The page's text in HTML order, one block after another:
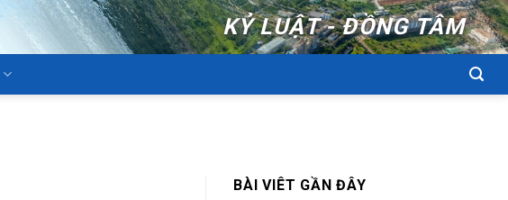
KỶ LUẬT - ĐỒNG TÂM
BÀI VIÊT GẦN ĐÂY